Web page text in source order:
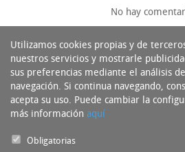
No hay
Utilizamos cookies propias y de
nuestros servicios y mostrarle
sus preferencias mediante el análisis
navegación. Si continua navegando,
acepta su uso. Puede cambiar la
más información aquí
Obligatorias